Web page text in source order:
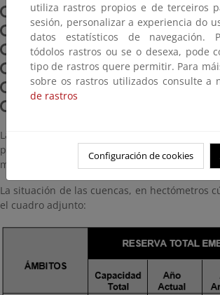
Guadalquivir al 87,8%
Cuenca Mediterránea Andaluza al 76,9%
Segura al 59,5%
Júcar al 68,3%
Ebro al 88,5%
Las precipitaciones han afectado
península. La máxima se ha producido en
mm (60,2 l/m²).
La situación de las cuencas, en hectómetros
el cuadro adjunto:
utiliza rastros propios e de terceiros
sesión, personalizar a experiencia do
datos estatísticos de navegación.
tódolos rastros ou se o desexa, pode
tipo de rastros quere permitir. Para
sobre os rastros utilizados consulte a
de rastros
Configuración de cookies